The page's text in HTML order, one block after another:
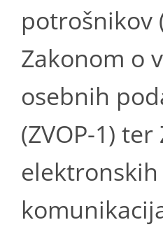
potrošnikov
Zakonom o
osebnih
(ZVOP-1)
elektronskih